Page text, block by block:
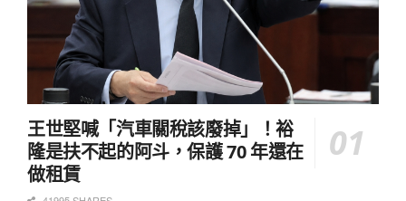
王世堅喊「汽車關稅該廢掉」！裕
隆是扶不起的阿斗，保護 70 年還在
做租賃